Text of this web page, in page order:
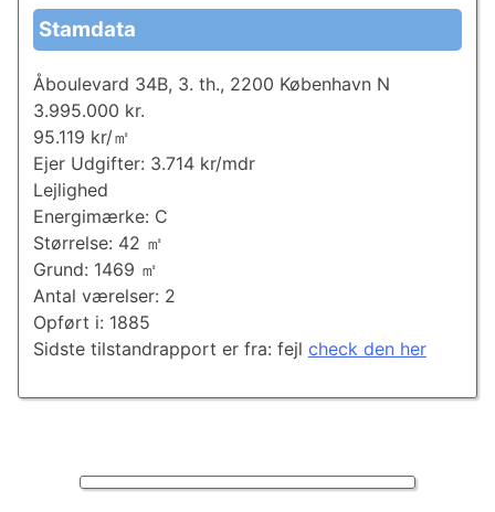
Stamdata
Åboulevard 34B, 3. th., 2200 København N
3.995.000 kr.
95.119 kr/㎡
Ejer Udgifter: 3.714 kr/mdr
Lejlighed
Energimærke: C
Størrelse: 42 ㎡
Grund: 1469 ㎡
Antal værelser: 2
Opført i: 1885
Sidste tilstandrapport er fra: fejl check den her